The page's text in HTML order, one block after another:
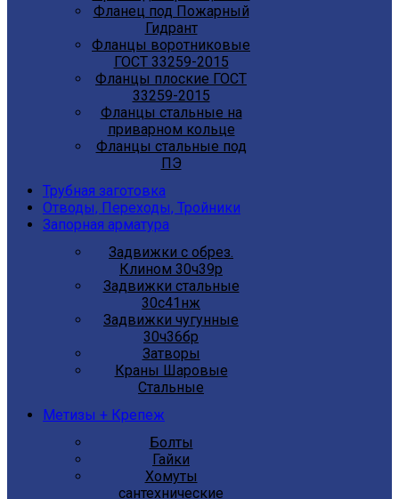
Фланец под Пожарный
Гидрант
Фланцы воротниковые
ГОСТ 33259-2015
Фланцы плоские ГОСТ
33259-2015
Фланцы стальные на
приварном кольце
Фланцы стальные под
ПЭ
Трубная заготовка
Отводы, Переходы, Тройники
Запорная арматура
Задвижки с обрез.
Клином 30ч39р
Задвижки стальные
30с41нж
Задвижки чугунные
30ч36бр
Затворы
Краны Шаровые
Стальные
Метизы + Крепеж
Болты
Гайки
Хомуты
сантехнические